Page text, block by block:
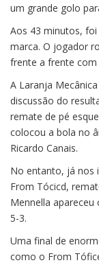
um grande golo
Aos 43 minutos, foi
marca. O jogador
frente a frente com
A Laranja
discussão do
remate de pé
colocou a bola no
Ricardo Canais.
No entanto, já nos
From Tócicd,
Mennella
5-3.
Uma final de
como o From